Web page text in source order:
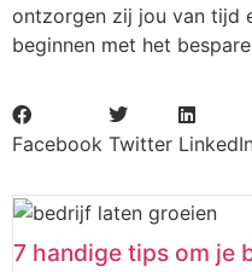
ontzorgen zij jou van tijd
beginnen met het
Facebook Twitter
7 handige tips om je